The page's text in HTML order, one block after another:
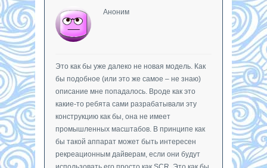
Аноним
Это как бы уже далеко не новая модель. Как
бы подобное (или это же самое – не знаю)
описание мне попадалось. Вроде как это
какие-то ребята сами разрабатывали эту
конструкцию как бы, она не имеет
промышленных масштабов. В принципе как
бы такой аппарат может быть интересен
рекреационным дайверам, если они будут